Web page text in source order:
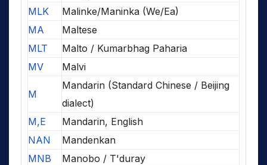
MLK
Malinke/Maninka (We/Ea)
MA
Maltese
MLT
Malto / Kumarbhag Paharia
MV
Malvi
M
Mandarin (Standard Chinese / Beijing
dialect)
M,E
Mandarin, English
NAN
Mandenkan
MNB
Manobo / T'duray